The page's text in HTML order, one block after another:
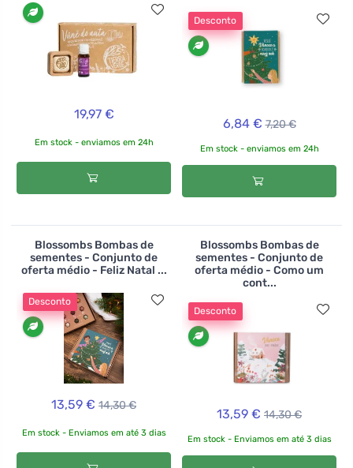
19,97 €
Em stock - enviamos em 24h
Desconto
6,84 € 7,20 €
Em stock - enviamos em 24h
Blossombs Bombas de
sementes - Conjunto de
oferta médio - Feliz Natal ...
Desconto
13,59 € 14,30 €
Em stock - Enviamos em até 3 dias
Blossombs Bombas de
sementes - Conjunto de
oferta médio - Como um
cont...
Desconto
13,59 € 14,30 €
Em stock - Enviamos em até 3 dias